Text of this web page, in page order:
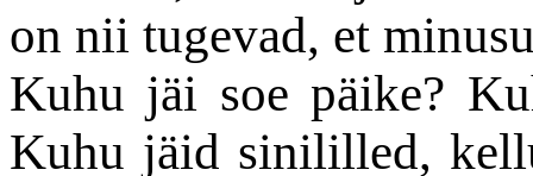
on nii tugevad, et
Kuhu jäi soe päike?
Kuhu jäid sinililled,